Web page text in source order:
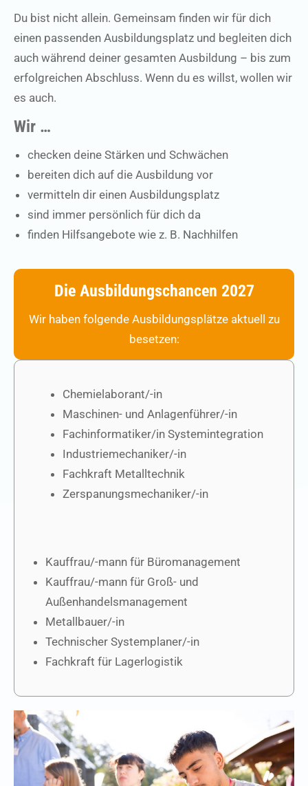
Du bist nicht allein. Gemeinsam finden wir für dich
einen passenden Ausbildungsplatz und begleiten dich
auch während deiner gesamten Ausbildung – bis zum
erfolgreichen Abschluss. Wenn du es willst, wollen wir
es auch.
Wir …
checken deine Stärken und Schwächen
bereiten dich auf die Ausbildung vor
vermitteln dir einen Ausbildungsplatz
sind immer persönlich für dich da
finden Hilfsangebote wie z. B. Nachhilfen
Die Ausbildungschancen 2027
Wir haben folgende Ausbildungsplätze aktuell zu
besetzen:
Chemielaborant/-in
Maschinen- und Anlagenführer/-in
Fachinformatiker/in Systemintegration
Industriemechaniker/-in
Fachkraft Metalltechnik
Zerspanungsmechaniker/-in
Kauffrau/-mann für Büromanagement
Kauffrau/-mann für Groß- und
Außenhandelsmanagement
Metallbauer/-in
Technischer Systemplaner/-in
Fachkraft für Lagerlogistik